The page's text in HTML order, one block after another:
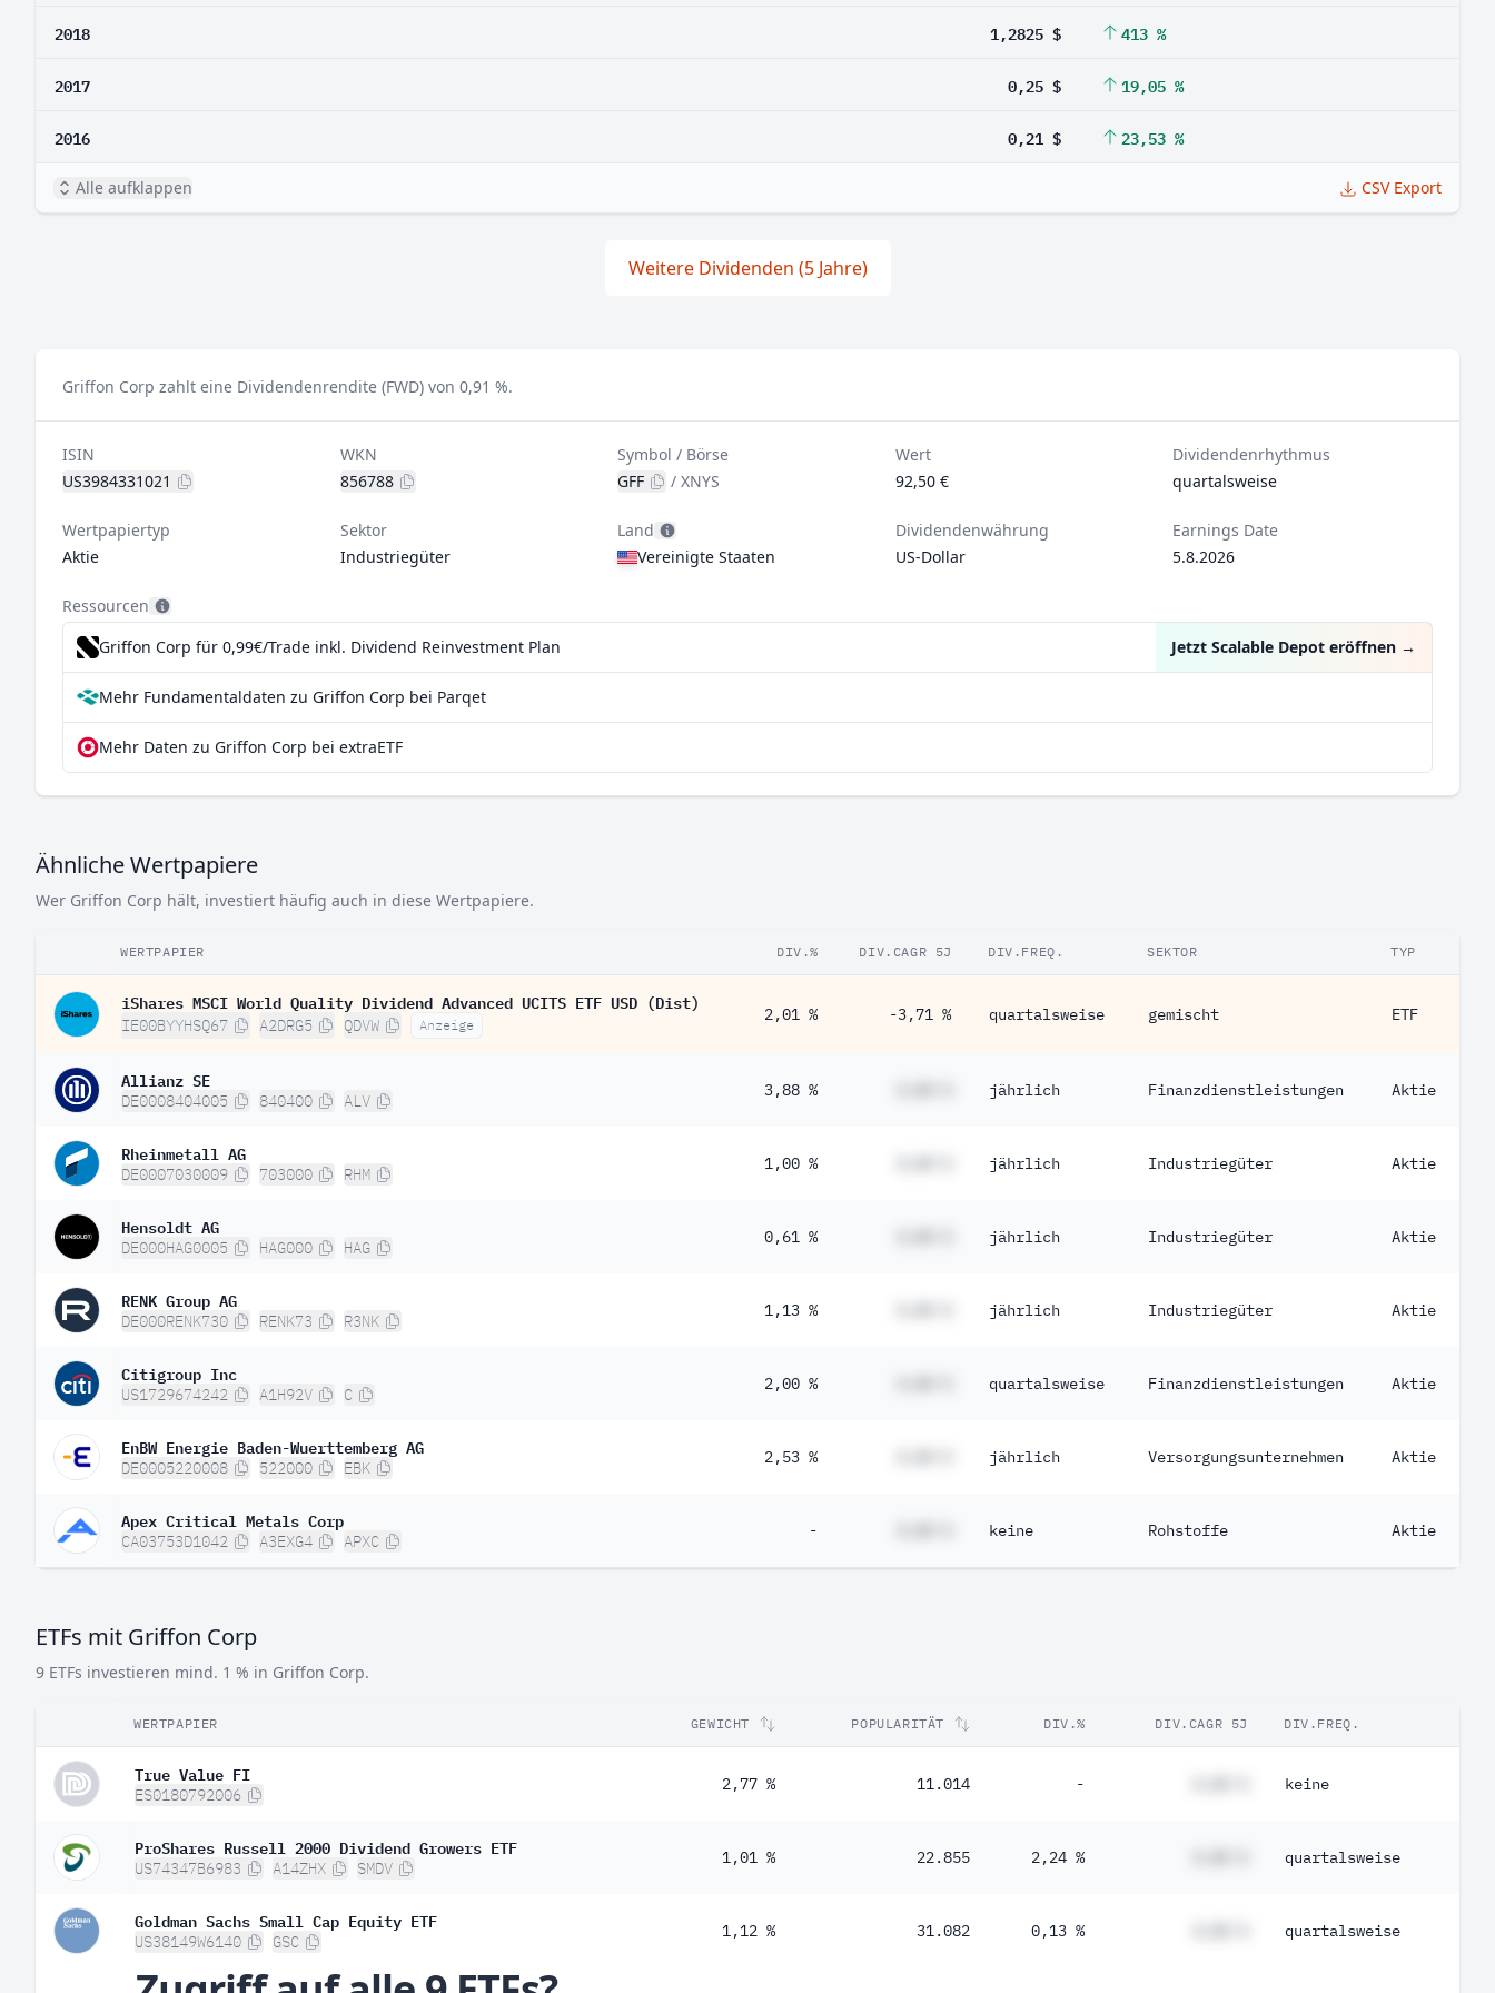
2018 1,2825 $ 413 %
2017 0,25 $ 19,05 %
2016 0,21 $ 23,53 %
Alle aufklappen CSV Export
Weitere Dividenden (5 Jahre)
Griffon Corp zahlt eine Dividendenrendite (FWD) von 0,91 %.
ISIN
US3984331021
WKN
856788
Symbol / Börse
GFF
/XNYS
Wert
92,50 €
Dividendenrhythmus
quartalsweise
Wertpapiertyp
Aktie
Sektor
Industriegüter
Land
Vereinigte Staaten
Dividendenwährung
US-Dollar
Earnings Date
5.8.2026
Ressourcen
Griffon Corp für 0,99€/Trade inkl. Dividend Reinvestment Plan
Jetzt Scalable Depot eröffnen →
Mehr Fundamentaldaten zu Griffon Corp bei Parqet
Mehr Daten zu Griffon Corp bei extraETF
Ähnliche Wertpapiere
Wer Griffon Corp hält, investiert häufig auch in diese Wertpapiere.
WERTPAPIER DIV.% DIV.CAGR 5J DIV.FREQ. SEKTOR TYP
iShares MSCI World Quality Dividend Advanced UCITS ETF USD (Dist)
IE00BYYHSQ67 A2DRG5 QDVW Anzeige
2,01 % -3,71 % quartalsweise gemischt ETF
Allianz SE
DE0008404005 840400 ALV
3,88 % jährlich Finanzdienstleistungen Aktie
Rheinmetall AG
DE0007030009 703000 RHM
1,00 % jährlich Industriegüter Aktie
Hensoldt AG
DE000HAG0005 HAG000 HAG
0,61 % jährlich Industriegüter Aktie
RENK Group AG
DE000RENK730 RENK73 R3NK
1,13 % jährlich Industriegüter Aktie
Citigroup Inc
US1729674242 A1H92V C
2,00 % quartalsweise Finanzdienstleistungen Aktie
EnBW Energie Baden-Wuerttemberg AG
DE0005220008 522000 EBK
2,53 % jährlich Versorgungsunternehmen Aktie
Apex Critical Metals Corp
CA03753D1042 A3EXG4 APXC
- keine Rohstoffe Aktie
ETFs mit Griffon Corp
9 ETFs investieren mind. 1 % in Griffon Corp.
WERTPAPIER GEWICHT POPULARITÄT DIV.% DIV.CAGR 5J DIV.FREQ.
True Value FI
ES0180792006
2,77 % 11.014 - keine
ProShares Russell 2000 Dividend Growers ETF
US74347B6983 A14ZHX SMDV
1,01 % 22.855 2,24 % quartalsweise
Goldman Sachs Small Cap Equity ETF
US38149W6140 GSC
1,12 % 31.082 0,13 % quartalsweise